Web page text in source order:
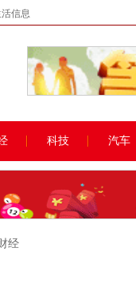
信息
科技 汽车
经